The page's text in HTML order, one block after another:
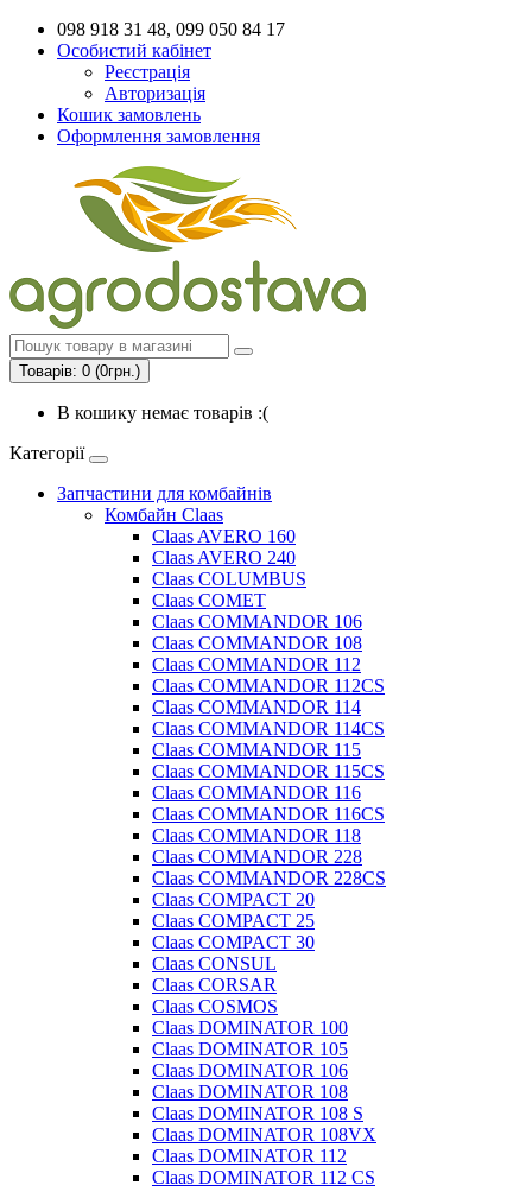
098 918 31 48, 099 050 84 17
Особистий кабінет
Реєстрація
Авторизація
Кошик замовлень
Оформлення замовлення
Товарів: 0 (0грн.)
В кошику немає товарів :(
Категорії
Запчастини для комбайнів
Комбайн Claas
Claas AVERO 160
Claas AVERO 240
Claas COLUMBUS
Claas COMET
Claas COMMANDOR 106
Claas COMMANDOR 108
Claas COMMANDOR 112
Claas COMMANDOR 112CS
Claas COMMANDOR 114
Claas COMMANDOR 114CS
Claas COMMANDOR 115
Claas COMMANDOR 115CS
Claas COMMANDOR 116
Claas COMMANDOR 116CS
Claas COMMANDOR 118
Claas COMMANDOR 228
Claas COMMANDOR 228CS
Claas COMPACT 20
Claas COMPACT 25
Claas COMPACT 30
Claas CONSUL
Claas CORSAR
Claas COSMOS
Claas DOMINATOR 100
Claas DOMINATOR 105
Claas DOMINATOR 106
Claas DOMINATOR 108
Claas DOMINATOR 108 S
Claas DOMINATOR 108VX
Claas DOMINATOR 112
Claas DOMINATOR 112 CS